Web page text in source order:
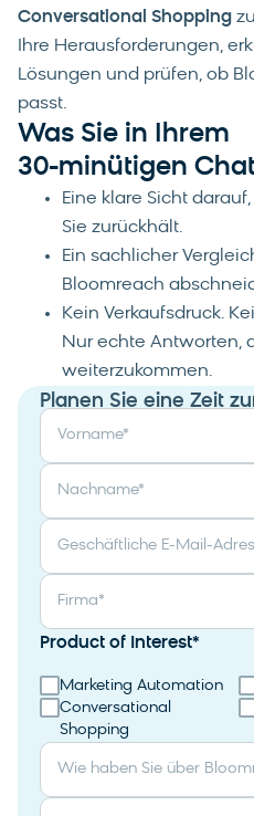
Conversational Shopping
Ihre Herausforderungen,
Lösungen und prüfen, ob
passt.
Was Sie in Ihrem
30-minütigen
Eine klare Sicht
Sie zurückhält.
Ein sachlicher
Bloomreach
Kein Verkaufsdruck.
Nur echte Antworten,
weiterzukommen.
Planen Sie eine Zeit
Vorname*
Nachname*
Geschäftliche E-Mail-
Firma*
Product of Interest*
Marketing Automation
Conversational
Shopping
Wie haben Sie über